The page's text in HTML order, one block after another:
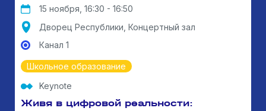
15 ноября, 16:30 - 16:50
Дворец Республики, Концертный зал
Канал 1
Школьное образование
Keynote
Живя в цифровой реальности: